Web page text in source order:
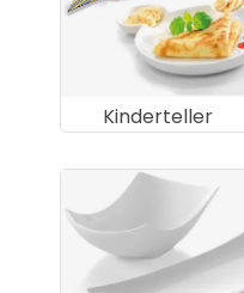
Kinderteller